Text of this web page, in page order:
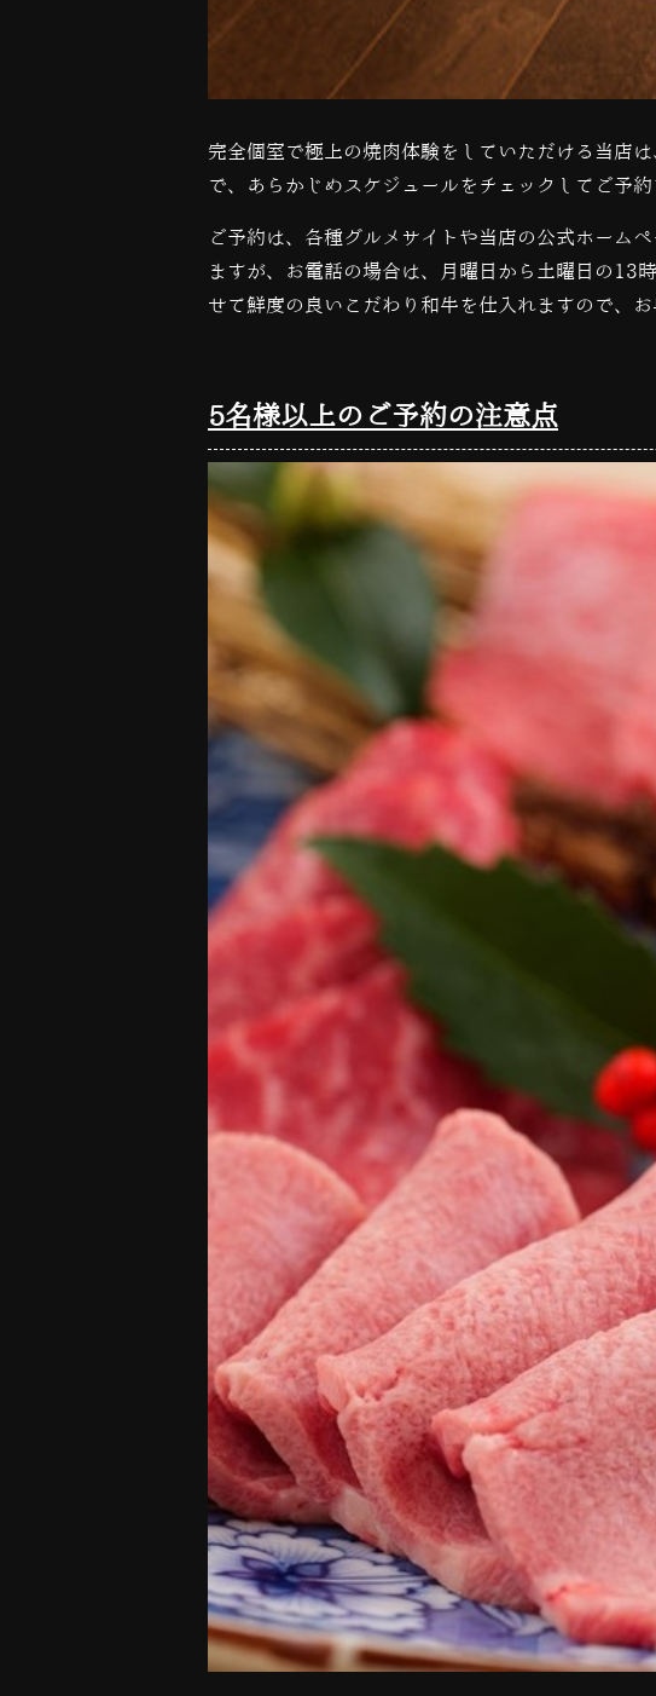
完全個室で極上の焼肉体験をしていただける当店
で、あらかじめスケジュールをチェックしてご予約
ご予約は、各種グルメサイトや当店の公式ホーム
ますが、お電話の場合は、月曜日から土曜日の 13
せて鮮度の良いこだわり和牛を仕入れますので、
5名様以上のご予約の注意点